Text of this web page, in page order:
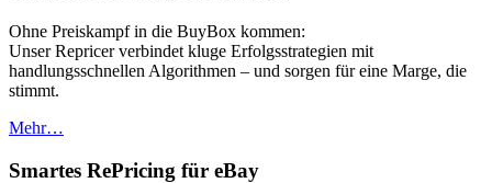
Ohne Preiskampf in die BuyBox kommen:
Unser Repricer verbindet kluge Erfolgsstrategien mit
handlungsschnellen Algorithmen – und sorgen für eine Marge, die
stimmt.
Mehr…
Smartes RePricing für eBay